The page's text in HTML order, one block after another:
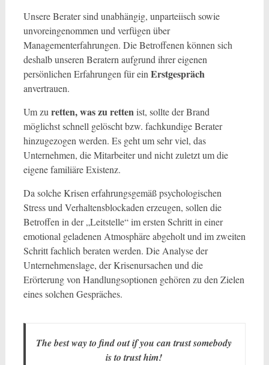
Unsere Berater sind unabhängig, unparteiisch sowie
unvoreingenommen und verfügen über
Managementerfahrungen. Die Betroffenen können sich
deshalb unseren Beratern aufgrund ihrer eigenen
persönlichen Erfahrungen für ein Erstgespräch
anvertrauen.
Um zu retten, was zu rettenist, sollte der Brand
möglichst schnell gelöscht bzw. fachkundige Berater
hinzugezogen werden. Es geht um sehr viel, das
Unternehmen, die Mitarbeiter und nicht zuletzt um die
eigene familiäre Existenz.
Da solche Krisen erfahrungsgemäß psychologischen
Stress und Verhaltensblockaden erzeugen, sollen die
Betroffen in der „Leitstelle“ im ersten Schritt in einer
emotional geladenen Atmosphäre abgeholt und im zweiten
Schritt fachlich beraten werden. Die Analyse der
Unternehmenslage, der Krisenursachen und die
Erörterung von Handlungsoptionen gehören zu den Zielen
eines solchen Gespräches.
The best way to find out if you can trust somebody
is to trust him!